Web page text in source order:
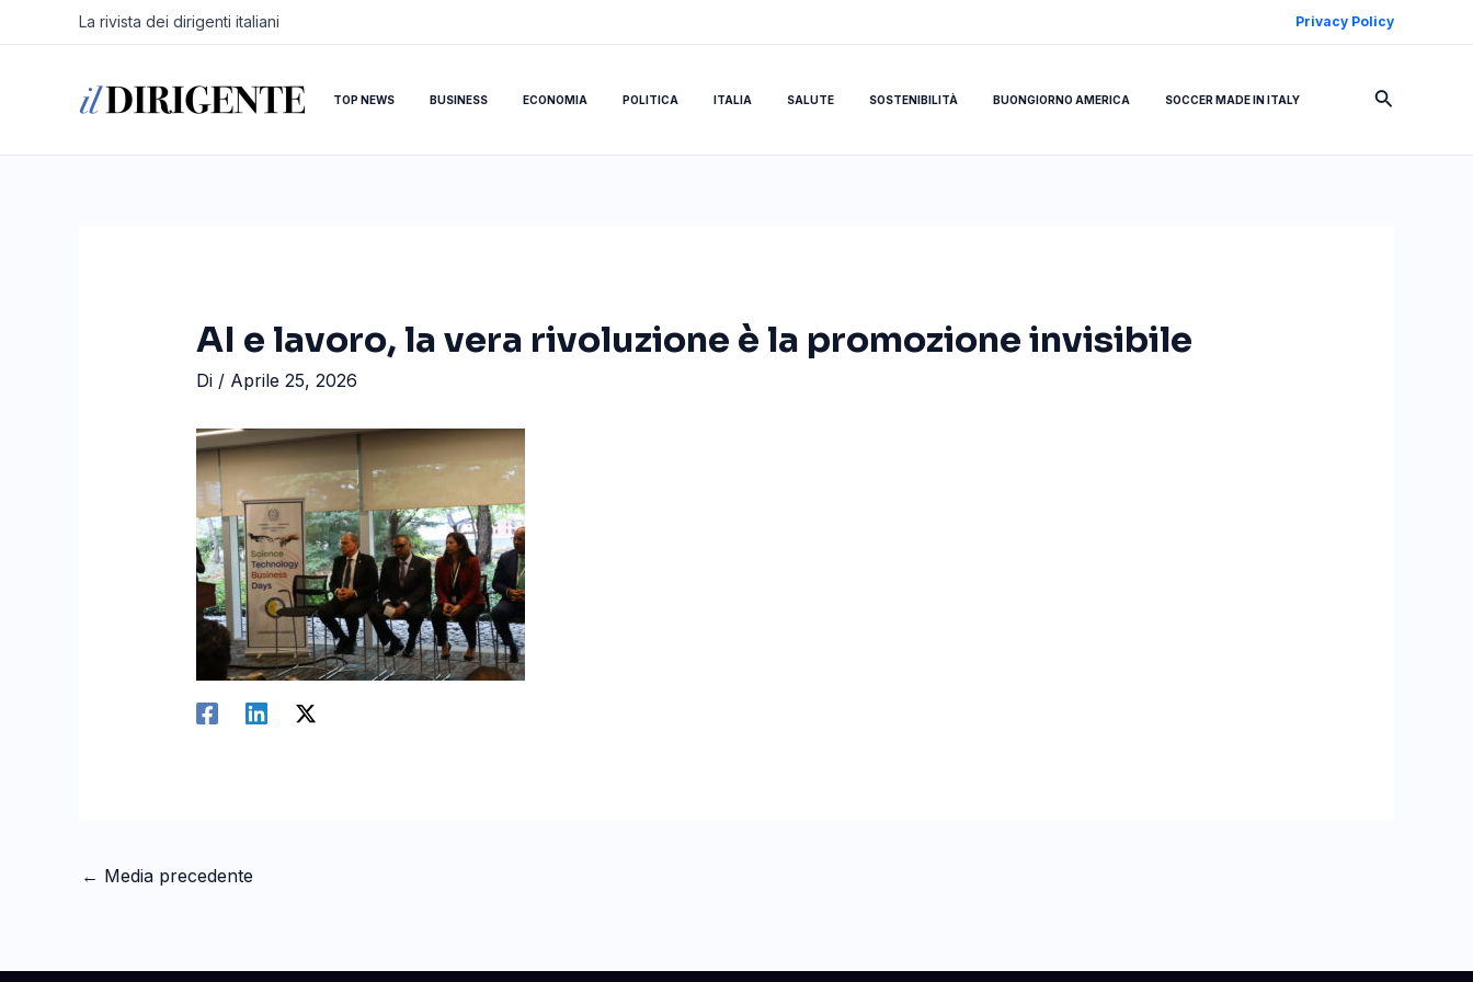
La rivista dei dirigenti italiani Privacy Policy
TOP NEWS BUSINESS ECONOMIA POLITICA ITALIA SALUTE SOSTENIBILITÀ BUONGIORNO AMERICA SOCCER MADE IN ITALY Cerca
AI e lavoro, la vera rivoluzione è la promozione invisibile
Di / Aprile 25, 2026
Navigazione
← Media precedente